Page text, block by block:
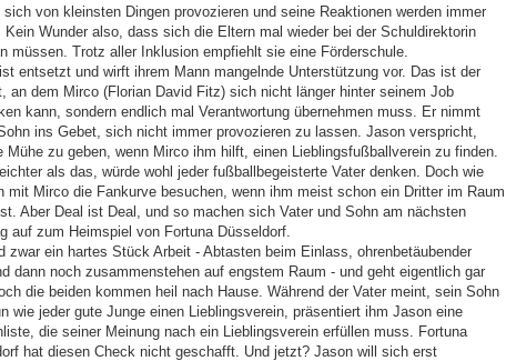
von kleinsten Dingen provozieren und seine Reaktionen werden immer
Kein Wunder also, dass sich die Eltern mal wieder bei der Schuldirektorin
müssen. Trotz aller Inklusion empfiehlt sie eine Förderschule.
entsetzt und wirft ihrem Mann mangelnde Unterstützung vor. Das ist der
an dem Mirco (Florian David Fitz) sich nicht länger hinter seinem Job
kann, sondern endlich mal Verantwortung übernehmen muss. Er nimmt
ins Gebet, sich nicht immer provozieren zu lassen. Jason verspricht,
Mühe zu geben, wenn Mirco ihm hilft, einen Lieblingsfußballverein zu finden.
als das, würde wohl jeder fußballbegeisterte Vater denken. Doch wie
mit Mirco die Fankurve besuchen, wenn ihm meist schon ein Dritter im Raum
Aber Deal ist Deal, und so machen sich Vater und Sohn am nächsten
auf zum Heimspiel von Fortuna Düsseldorf.
zwar ein hartes Stück Arbeit - Abtasten beim Einlass, ohrenbetäubender
dann noch zusammenstehen auf engstem Raum - und geht eigentlich gar
die beiden kommen heil nach Hause. Während der Vater meint, sein Sohn
wie jeder gute Junge einen Lieblingsverein, präsentiert ihm Jason eine
die seiner Meinung nach ein Lieblingsverein erfüllen muss. Fortuna
hat diesen Check nicht geschafft. Und jetzt? Jason will sich erst